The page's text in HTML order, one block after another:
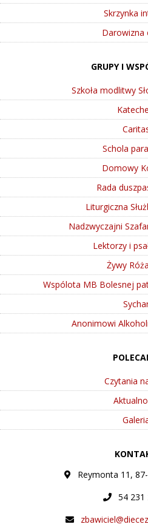
Skrzynka
Darowizna
GRUPY I
Szkoła modlitwy
Schola
Domowy
Rada
Liturgiczna
Nadzwyczajni
Lektorzy i
Żywy
Wspólota MB Bolesnej
Anonimowi
Czytania
Reymonta 11,
54 231